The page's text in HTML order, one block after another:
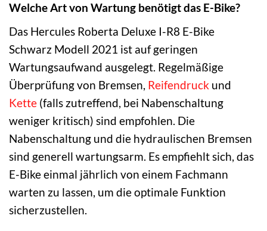
Welche Art von Wartung benötigt das E-Bike?
Das Hercules Roberta Deluxe I-R8 E-Bike
Schwarz Modell 2021 ist auf geringen
Wartungsaufwand ausgelegt. Regelmäßige
Überprüfung von Bremsen, Reifendruck und
Kette (falls zutreffend, bei Nabenschaltung
weniger kritisch) sind empfohlen. Die
Nabenschaltung und die hydraulischen Bremsen
sind generell wartungsarm. Es empfiehlt sich, das
E-Bike einmal jährlich von einem Fachmann
warten zu lassen, um die optimale Funktion
sicherzustellen.